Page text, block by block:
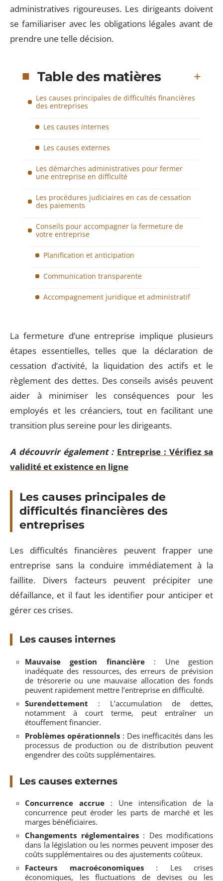
administratives rigoureuses. Les dirigeants doivent
se familiariser avec les obligations légales avant de
prendre une telle décision.
Table des matières
Les causes principales de difficultés financières
des entreprises
Les causes internes
Les causes externes
Les démarches administratives pour fermer
une entreprise en difficulté
Les procédures judiciaires en cas de cessation
des paiements
Conseils pour accompagner la fermeture de
votre entreprise
Planification et anticipation
Communication transparente
Accompagnement juridique et administratif
La fermeture d’une entreprise implique plusieurs
étapes essentielles, telles que la déclaration de
cessation d’activité, la liquidation des actifs et le
règlement des dettes. Des conseils avisés peuvent
aider à minimiser les conséquences pour les
employés et les créanciers, tout en facilitant une
transition plus sereine pour les dirigeants.
A découvrir également : Entreprise : Vérifiez sa
validité et existence en ligne
Les causes principales de
difficultés financières des
entreprises
Les difficultés financières peuvent frapper une
entreprise sans la conduire immédiatement à la
faillite. Divers facteurs peuvent précipiter une
défaillance, et il faut les identifier pour anticiper et
gérer ces crises.
Les causes internes
Mauvaise gestion financière: Une gestion
inadéquate des ressources, des erreurs de prévision
de trésorerie ou une mauvaise allocation des fonds
peuvent rapidement mettre l’entreprise en difficulté.
Surendettement : L’accumulation de dettes,
notamment à court terme, peut entraîner un
étouffement financier.
Problèmes opérationnels: Des inefficacités dans les
processus de production ou de distribution peuvent
engendrer des coûts supplémentaires.
Les causes externes
Concurrence accrue : Une intensification de la
concurrence peut éroder les parts de marché et les
marges bénéficiaires.
Changements réglementaires: Des modifications
dans la législation ou les normes peuvent imposer des
coûts supplémentaires ou des ajustements coûteux.
Facteurs macroéconomiques: Les crises
économiques, les fluctuations de devises ou les